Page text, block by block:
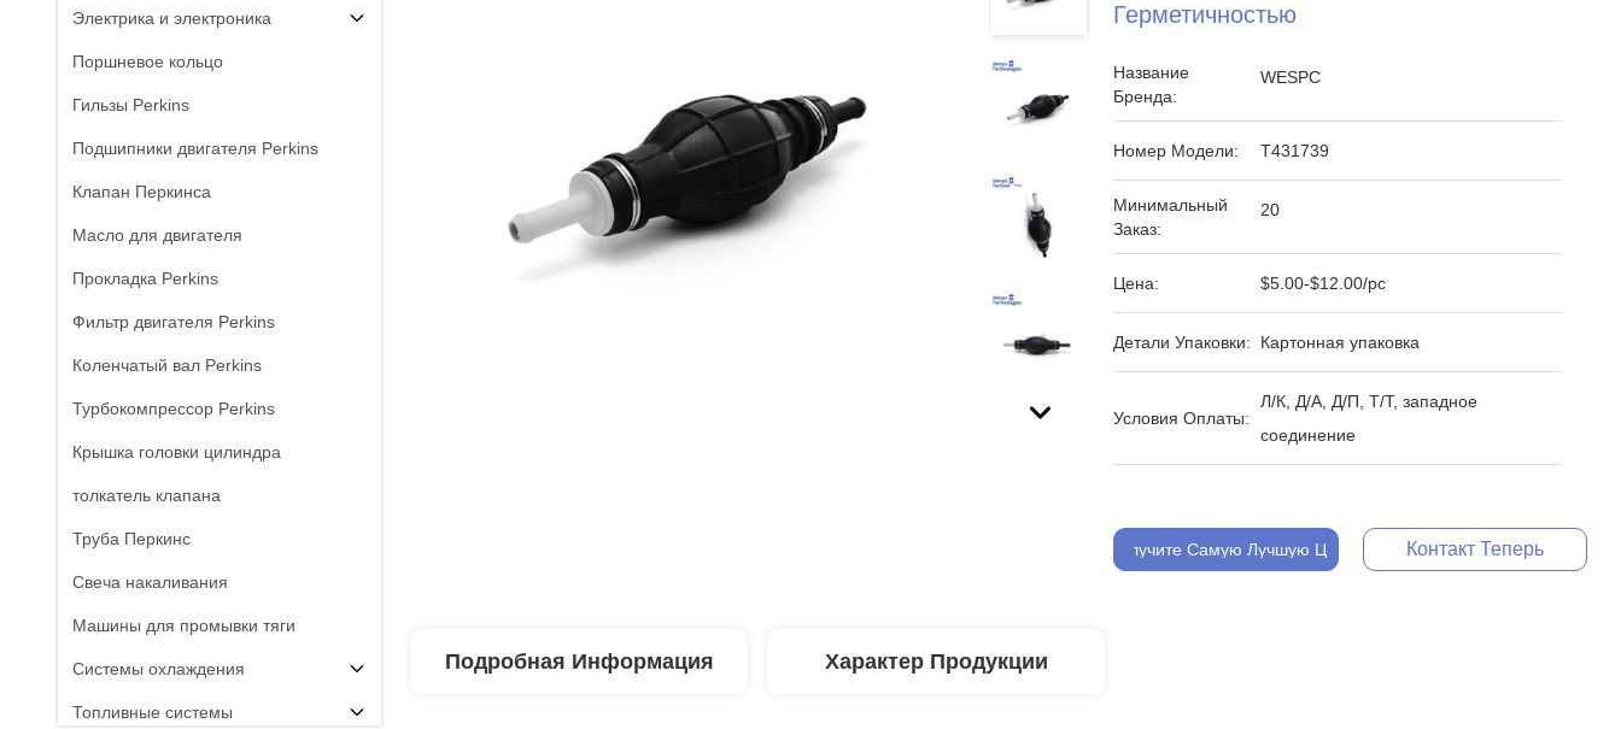
Электрика и электроника
Поршневое кольцо
Гильзы Perkins
Подшипники двигателя Perkins
Клапан Перкинса
Масло для двигателя
Прокладка Perkins
Фильтр двигателя Perkins
Коленчатый вал Perkins
Турбокомпрессор Perkins
Крышка головки цилиндра
толкатель клапана
Труба Перкинс
Свеча накаливания
Машины для промывки тяги
Системы охлаждения
Топливные системы
Герметичностью
Название
Бренда:
WESPC
Номер Модели: Т431739
Минимальный
Заказ:
20
Цена: $5.00-$12.00/pc
Детали Упаковки: Картонная упаковка
Условия Оплаты:
Л/К, Д/А, Д/П, Т/Т, западное
соединение
Получите Самую Лучшую Цену Контакт Теперь
Подробная Информация Характер Продукции